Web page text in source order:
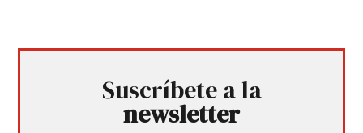
Suscríbete a la
newsletter